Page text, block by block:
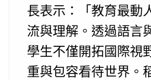
長表示：「教育最動
流與理解。透過語言
學生不僅開拓國際視
重與包容看待世界。